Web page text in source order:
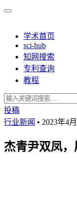
学术首页
sci-hub
知网搜索
专利查询
教程
投稿
行业新闻 • 2023年4
杰青尹双凤，